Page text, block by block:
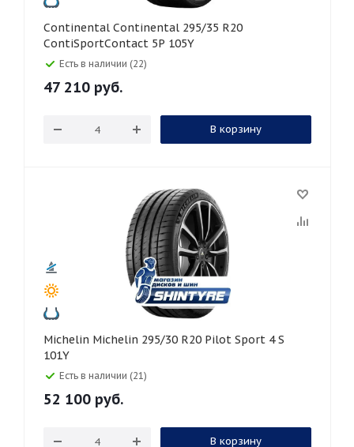
Continental Continental 295/35 R20
ContiSportContact 5P 105Y
Есть в наличии (22)
47 210 руб.
В корзину
Michelin Michelin 295/30 R20 Pilot Sport 4 S
101Y
Есть в наличии (21)
52 100 руб.
В корзину